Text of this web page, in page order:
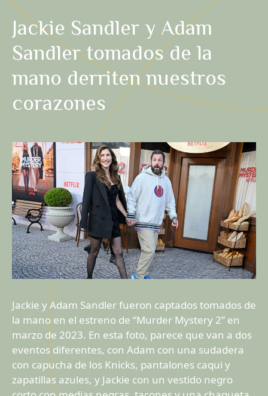
Jackie Sandler y Adam
Sandler tomados de la
mano derriten nuestros
corazones
Jackie y Adam Sandler fueron captados tomados de
la mano en el estreno de “Murder Mystery 2” en
marzo de 2023. En esta foto, parece que van a dos
eventos diferentes, con Adam con una sudadera
con capucha de los Knicks, pantalones caqui y
zapatillas azules, y Jackie con un vestido negro